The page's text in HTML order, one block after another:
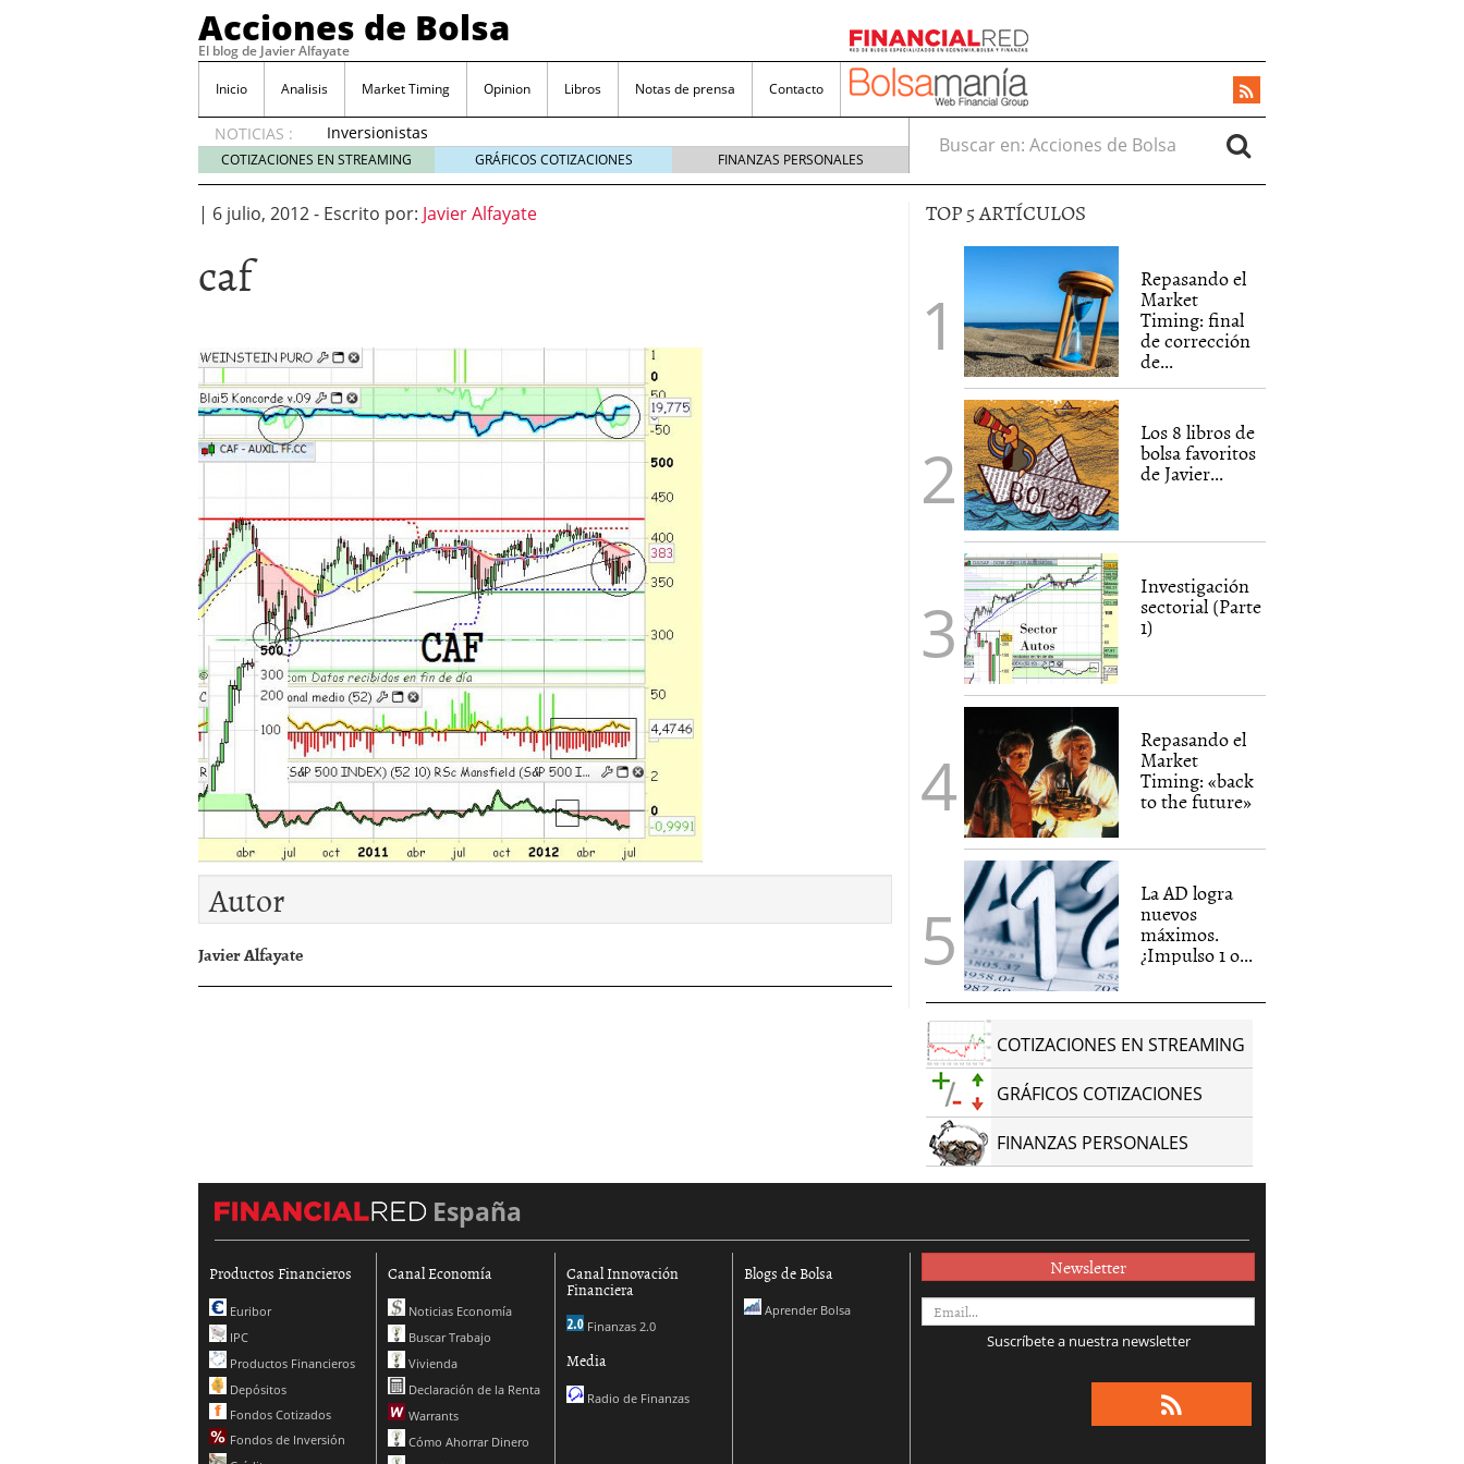
Acciones de Bolsa
El blog de Javier Alfayate
Inicio Analisis Market Timing Opinion Libros Notas de prensa Contacto
NOTICIAS :
Inversionistas
VIP en
México
creciente
noviembre 30, 2024
Entendiendo los ETF de Bitcoin
noviembre 22, 2024
Dividend Kings: empresas que destacan por sus dividendos constantes
noviembre 12, 2024
Descubre RealAdvisor: Una poderosa herramienta para tus inversiones
inmobiliarias septiembre 23, 2024
COTIZACIONES EN STREAMING GRÁFICOS COTIZACIONES FINANZAS PERSONALES
Buscar en:
| 6 julio, 2012- Escrito por: Javier Alfayate
caf
Autor
Javier Alfayate
TOP 5 ARTÍCULOS
Repasando el
Market
Timing: final
de corrección
de...
Los 8 libros de
bolsa favoritos
de Javier...
Investigación
sectorial (Parte
1)
Repasando el
Market
Timing: «back
to the future»
La AD logra
nuevos
máximos.
¿Impulso 1 o...
COTIZACIONES EN STREAMING
GRÁFICOS COTIZACIONES
FINANZAS PERSONALES
España
Productos Financieros
Euribor
IPC
Productos Financieros
Depósitos
Fondos Cotizados
Fondos de Inversión
Canal Economía
Noticias Economía
Buscar Trabajo
Vivienda
Declaración de la Renta
Warrants
Cómo Ahorrar Dinero
Canal Innovación
Financiera
Finanzas 2.0
Media
Radio de Finanzas
Blogs de Bolsa
Aprender Bolsa
Newsletter
Suscríbete a nuestra newsletter